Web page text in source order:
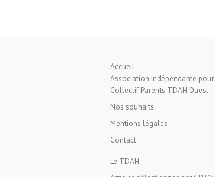
Accueil
Association indépendante
Collectif Parents TDAH Ouest
Nos souhaits
Mentions légales
Contact
Le TDAH